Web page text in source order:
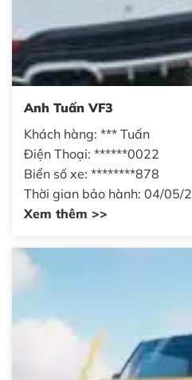
Anh Tuấn VF3
Khách hàng: *** Tuấn
Điện Thoại: ******0022
Biển số xe: ********878
Thời gian bảo hành: 04/
Xem thêm >>